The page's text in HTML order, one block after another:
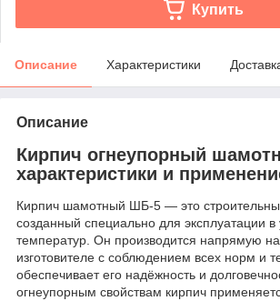
Купить
Описание Характеристики
Описание
Кирпич огнеупорный
характеристики и
Кирпич шамотный ШБ-5 — это
созданный специально для эксплуатации в
температур. Он производится напрямую
изготовителе с соблюдением всех норм и
обеспечивает его надёжность и
огнеупорным свойствам кирпич